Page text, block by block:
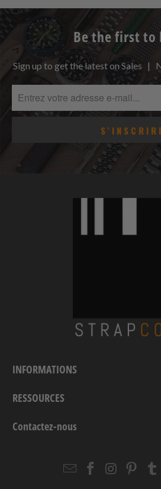
Be the first to
Sign up to get the latest on Sales |
INFORMATIONS
RESSOURCES
Contactez-nous
EmailStrapcode